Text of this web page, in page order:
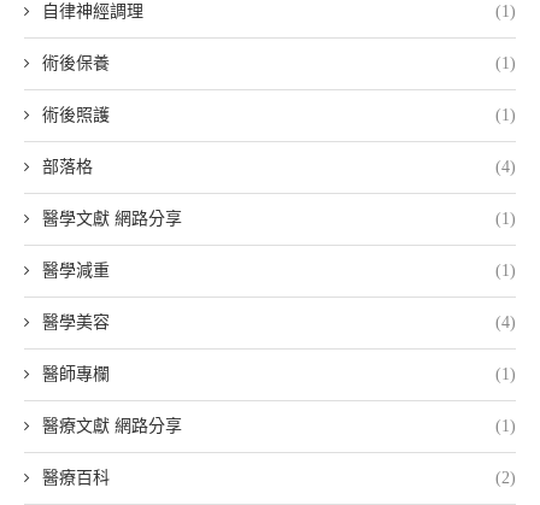
自律神經調理 (1)
術後保養 (1)
術後照護 (1)
部落格 (4)
醫學文獻 網路分享 (1)
醫學減重 (1)
醫學美容 (4)
醫師專欄 (1)
醫療文獻 網路分享 (1)
醫療百科 (2)